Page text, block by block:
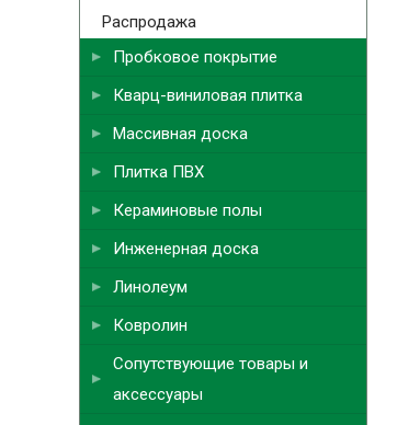
Распродажа
Пробковое покрытие
Кварц-виниловая плитка
Массивная доска
Плитка ПВХ
Кераминовые полы
Инженерная доска
Линолеум
Ковролин
Сопутствующие товары и
аксессуары